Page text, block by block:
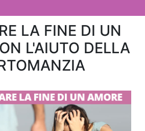
LA FINE DI UN
L'AIUTO DELLA